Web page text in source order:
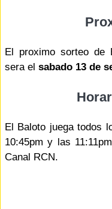
El proximo sorteo de
sera el sabado 13 de
El Baloto juega todos
10:45pm y las
Canal RCN.